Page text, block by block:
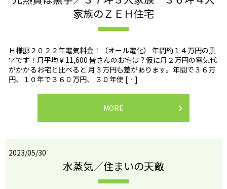
家族のＺＥＨ住宅
Ｈ様邸２０２２年電気料金！（オール電化） 年間約１４万円の黒
字です！月平均￥11,600 皆さんのお宅は？仮に月２万円の電気代
がかかるお宅と比べると 月３万円も差があります。年間で３６万
円、１０年で３６０万円、 ３０年使 […]
MORE
2023/05/30
水蒸気／住まいの天敵